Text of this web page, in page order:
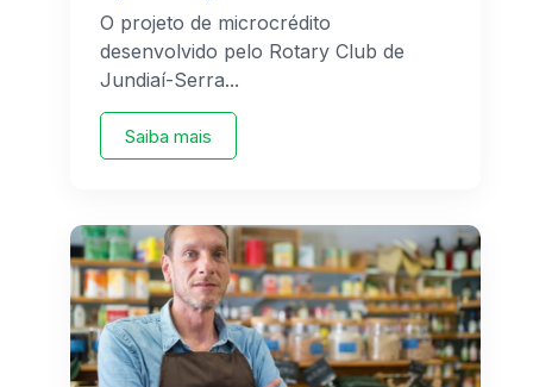
O projeto de microcrédito
desenvolvido pelo Rotary Club de
Jundiaí-Serra...
Saiba mais